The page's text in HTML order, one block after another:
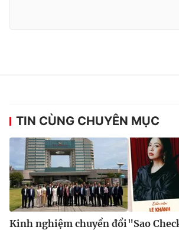
TIN CÙNG CHUYÊN MỤC
Kinh nghiệm chuyển đổi "Sao